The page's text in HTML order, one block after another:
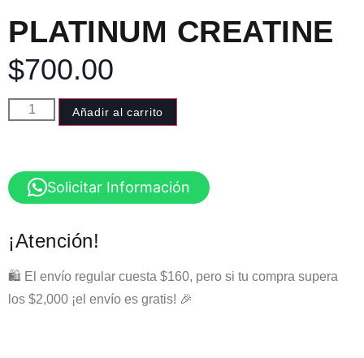
PLATINUM CREATINE
$700.00
Añadir al carrito
Solicitar Información
¡Atención!
🛍️ El envío regular cuesta $160, pero si tu compra supera
los $2,000 ¡el envío es gratis! 🎉